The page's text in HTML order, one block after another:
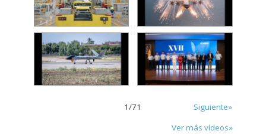
1/71
Siguiente»
Ver más vídeos»